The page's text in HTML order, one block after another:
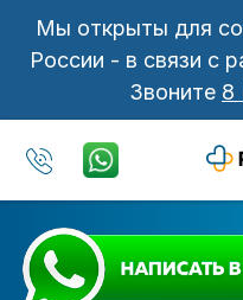
Мы открыты для
России - в связи с
Звоните 8